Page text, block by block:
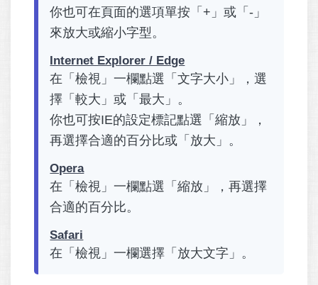
你也可在頁面的選項單按「+」或「-」
來放大或縮小字型。
Internet Explorer / Edge
在「檢視」一欄點選「文字大小」，選
擇「較大」或「最大」。
你也可按IE的設定標記點選「縮放」，
再選擇合適的百分比或「放大」。
Opera
在「檢視」一欄點選「縮放」，再選擇
合適的百分比。
Safari
在「檢視」一欄選擇「放大文字」。